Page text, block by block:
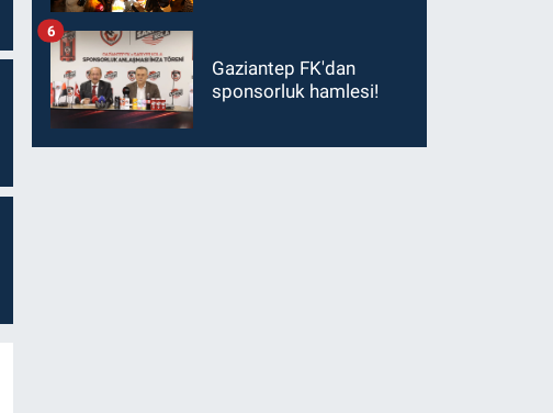
Gaziantep FK'dan
sponsorluk hamlesi!
6